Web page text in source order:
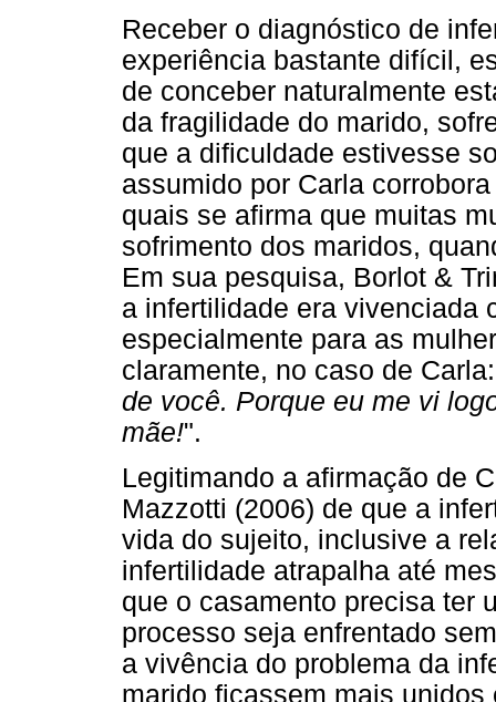
Receber o diagnóstico de
experiência bastante difícil,
de conceber naturalmente
da fragilidade do marido,
que a dificuldade estivesse
assumido por Carla
quais se afirma que muitas
sofrimento dos maridos,
Em sua pesquisa, Borlot &
a infertilidade era vivenciada
especialmente para as
claramente, no caso de
de você. Porque eu me vi
mãe!".
Legitimando a afirmação de
Mazzotti (2006) de que a
vida do sujeito, inclusive a
infertilidade atrapalha até
que o casamento precisa ter
processo seja enfrentado
a vivência do problema da
marido ficassem mais